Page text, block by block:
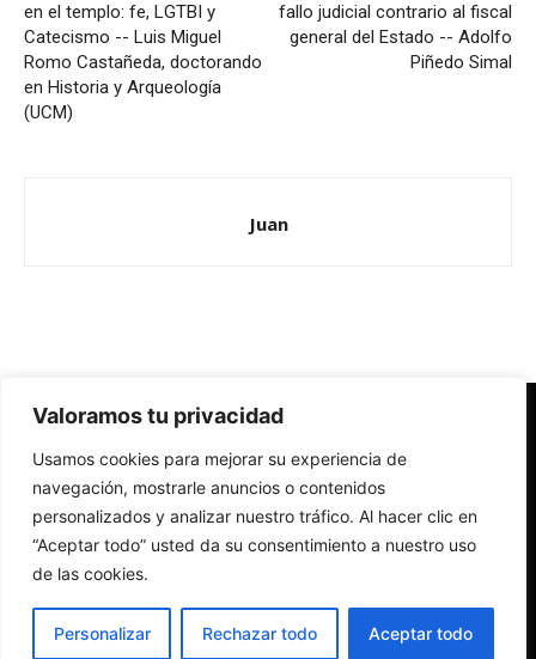
Valoramos tu privacidad
Usamos cookies para mejorar su experiencia de
navegación, mostrarle anuncios o contenidos
personalizados y analizar nuestro tráfico. Al hacer clic en
“Aceptar todo” usted da su consentimiento a nuestro uso
de las cookies.
Personalizar Rechazar todo Aceptar todo
en el templo: fe, LGTBI y
Catecismo -- Luis Miguel
Romo Castañeda, doctorando
en Historia y Arqueología
(UCM)
fallo judicial contrario al fiscal
general del Estado -- Adolfo
Piñedo Simal
Juan
Redes Cristianas
Una mirada alternativa sobre la Iglesia católica y la sociedad
- Colectivos de Redes Cristianas